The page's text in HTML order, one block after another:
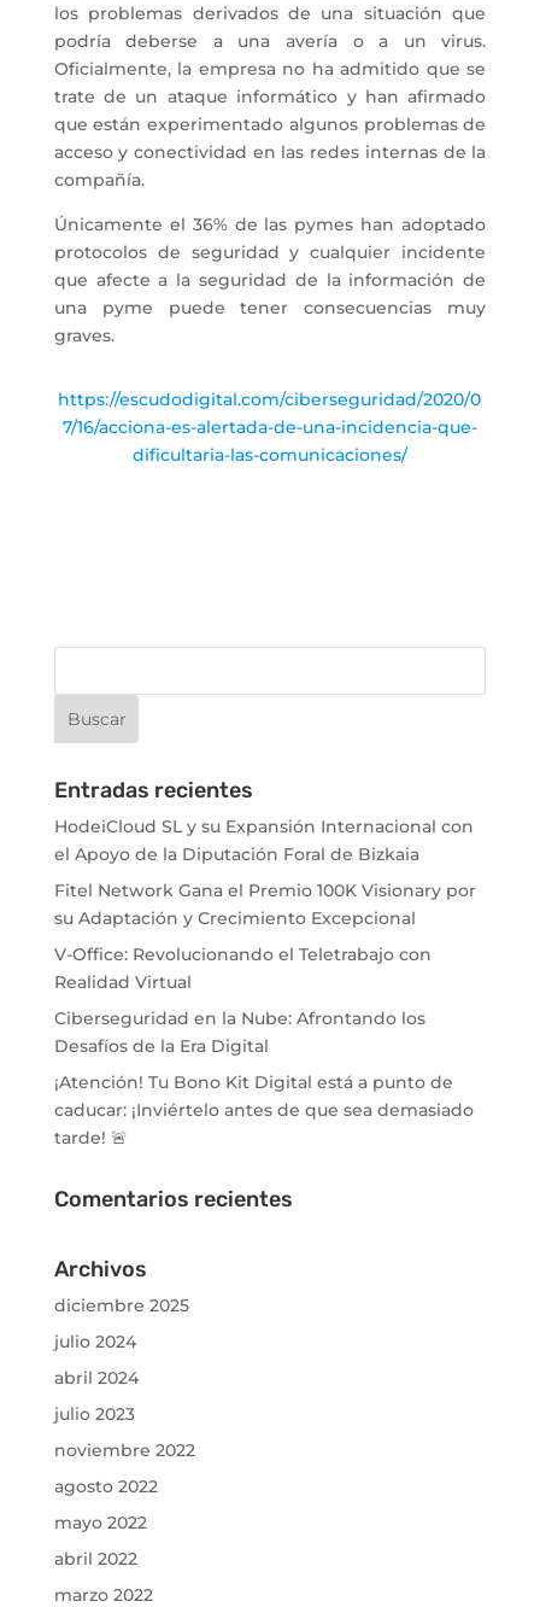
los problemas derivados de una situación que
podría deberse a una avería o a un virus.
Oficialmente, la empresa no ha admitido que se
trate de un ataque informático y han afirmado
que están experimentado algunos problemas de
acceso y conectividad en las redes internas de la
compañía.
Únicamente el 36% de las pymes han adoptado
protocolos de seguridad y cualquier incidente
que afecte a la seguridad de la información de
una pyme puede tener consecuencias muy
graves.
https://escudodigital.com/ciberseguridad/2020/0
7/16/acciona-es-alertada-de-una-incidencia-que-
dificultaria-las-comunicaciones/
Entradas recientes
HodeiCloud SL y su Expansión Internacional con
el Apoyo de la Diputación Foral de Bizkaia
Fitel Network Gana el Premio 100K Visionary por
su Adaptación y Crecimiento Excepcional
V-Office: Revolucionando el Teletrabajo con
Realidad Virtual
Ciberseguridad en la Nube: Afrontando los
Desafíos de la Era Digital
¡Atención! Tu Bono Kit Digital está a punto de
caducar: ¡Inviértelo antes de que sea demasiado
tarde! 🚨
Comentarios recientes
Archivos
diciembre 2025
julio 2024
abril 2024
julio 2023
noviembre 2022
agosto 2022
mayo 2022
abril 2022
marzo 2022